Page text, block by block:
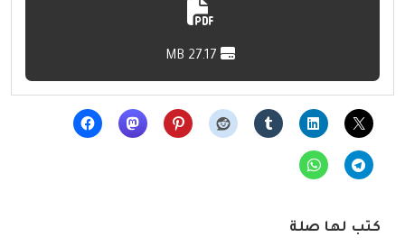
كتب لها صلة